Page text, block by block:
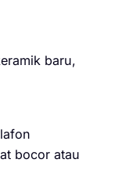
baru,
bocor atau